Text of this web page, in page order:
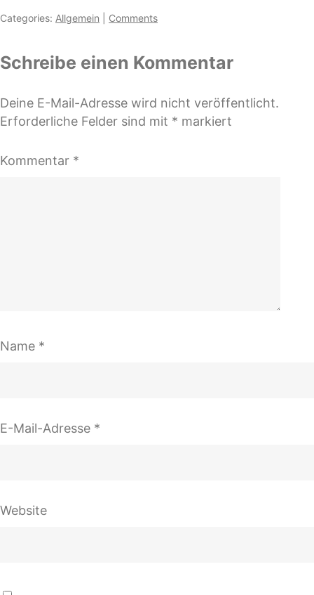
Categories: Allgemein Comments
Schreibe einen Kommentar
Deine E-Mail-Adresse wird nicht veröffentlicht.
Erforderliche Felder sind mit * markiert
Kommentar *
Name *
E-Mail-Adresse *
Website